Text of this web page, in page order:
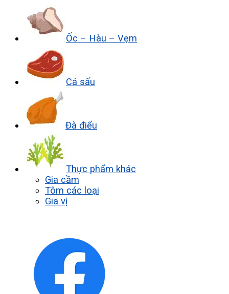
Ốc – Hàu – Vẹm
Cá sấu
Đà điểu
Thực phẩm khác
Gia cầm
Tôm các loại
Gia vị